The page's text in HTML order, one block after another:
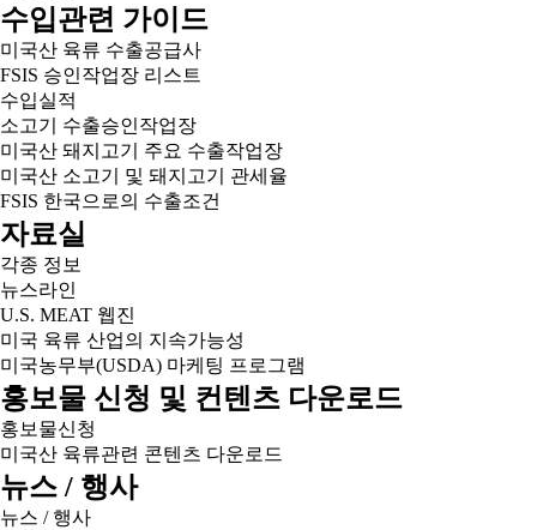
수입관련 가이드
미국산 육류 수출공급사
FSIS 승인작업장 리스트
수입실적
소고기 수출승인작업장
미국산 돼지고기 주요 수출작업장
미국산 소고기 및 돼지고기 관세율
FSIS 한국으로의 수출조건
자료실
각종 정보
뉴스라인
U.S. MEAT 웹진
미국 육류 산업의 지속가능성
미국농무부(USDA) 마케팅 프로그램
홍보물 신청 및 컨텐츠 다운로드
홍보물신청
미국산 육류관련 콘텐츠 다운로드
뉴스 / 행사
뉴스 / 행사